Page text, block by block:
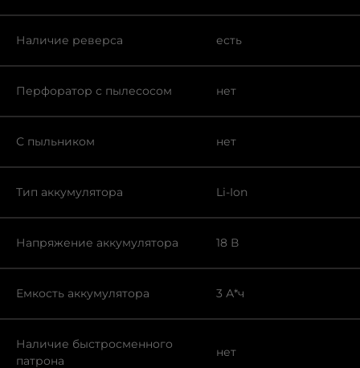
Наличие реверса есть
Перфоратор с пылесосом нет
С пыльником нет
Тип аккумулятора Li-Ion
Напряжение аккумулятора 18 В
Емкость аккумулятора 3 А*ч
Наличие быстросменного
патрона
нет